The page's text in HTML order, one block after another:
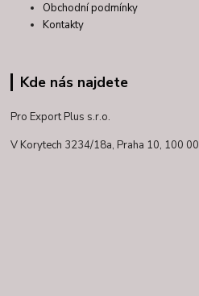
Obchodní podmínky
Kontakty
Kde nás najdete
Pro Export Plus s.r.o.
V Korytech 3234/18a, Praha 10, 100 00